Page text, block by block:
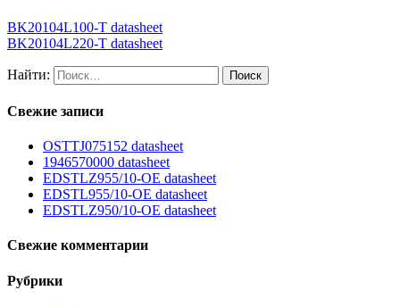
BK20104L100-T datasheet
BK20104L220-T datasheet
Найти:
Свежие записи
OSTTJ075152 datasheet
1946570000 datasheet
EDSTLZ955/10-OE datasheet
EDSTL955/10-OE datasheet
EDSTLZ950/10-OE datasheet
Свежие комментарии
Рубрики